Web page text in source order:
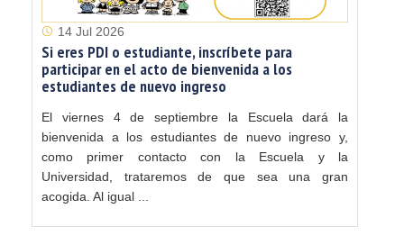
14 Jul 2026
Si eres PDI o estudiante, inscríbete para
participar en el acto de bienvenida a los
estudiantes de nuevo ingreso
El viernes 4 de septiembre la Escuela dará la
bienvenida a los estudiantes de nuevo ingreso y,
como primer contacto con la Escuela y la
Universidad, trataremos de que sea una gran
acogida. Al igual ...